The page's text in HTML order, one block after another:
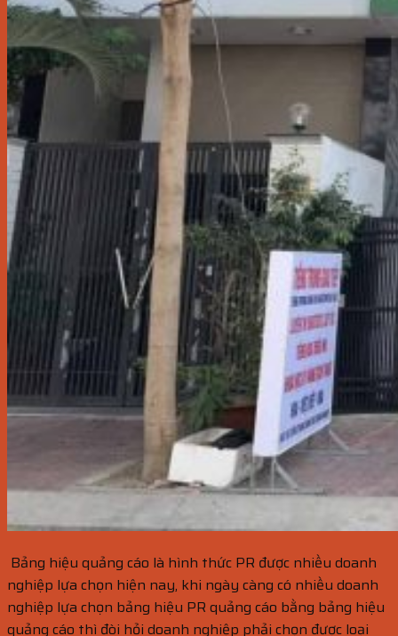
Bảng hiệu quảng cáo là hình thức PR được nhiều doanh
nghiệp lựa chọn hiện nay, khi ngày càng có nhiều doanh
nghiệp lựa chọn bảng hiệu PR quảng cáo bằng bảng hiệu
quảng cáo thì đòi hỏi doanh nghiệp phải chọn được loại